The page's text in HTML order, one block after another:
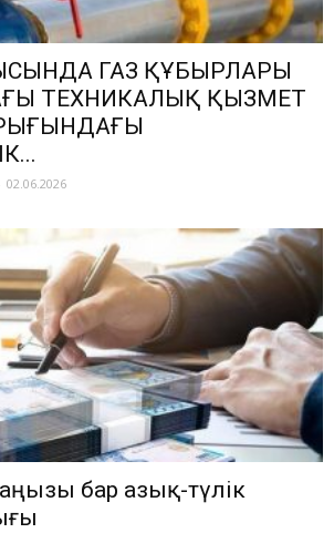
ГАЗ ҚҰБЫРЛАРЫ
ТЕХНИКАЛЫҚ ҚЫЗМЕТ
02.06.2026
бар азық-түлік